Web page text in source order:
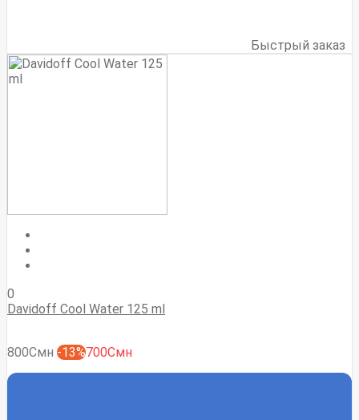
Быстрый заказ
0
Davidoff Cool Water 125 ml
800Смн -13%700Смн